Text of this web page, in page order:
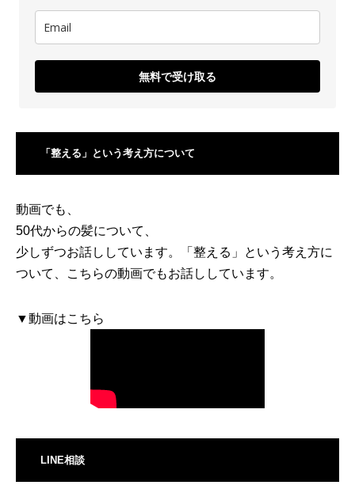
無料で受け取る
「整える」という考え方について
動画でも、
50代からの髪について、
少しずつお話ししています。「整える」という考え方に
ついて、こちらの動画でもお話ししています。
▼動画はこちら
LINE相談